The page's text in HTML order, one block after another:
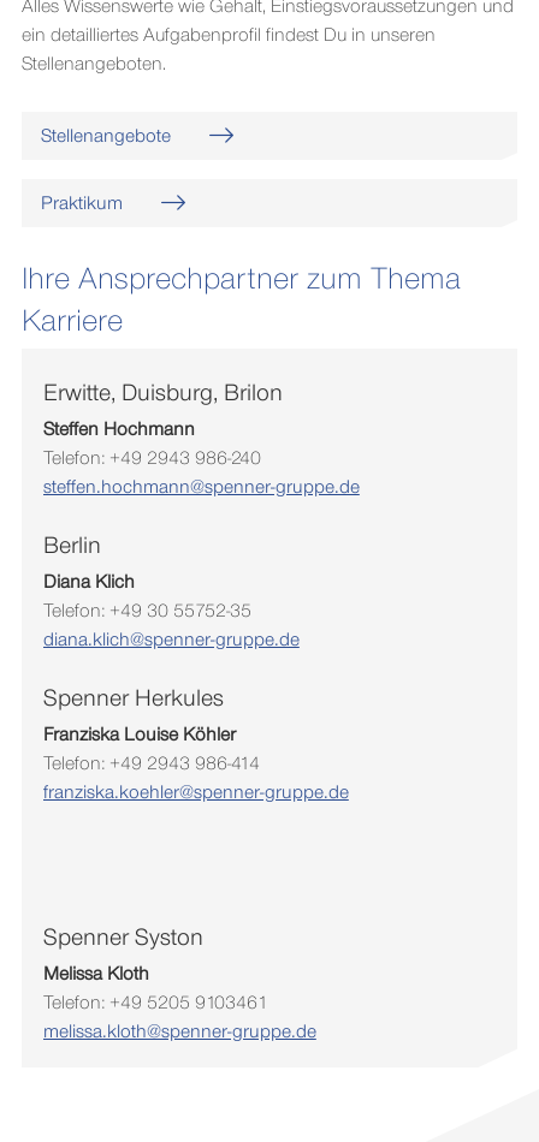
Produktionshallen auf.
vermitteln.
hoch qualifizierten Bildungsabschluss
kommen Absolventen des dualen Studiums
Alles Wissenswerte wie Gehalt, Einstiegsvoraussetzungen und
ein detailliertes Aufgabenprofil findest Du in unseren
Stellenangeboten.
Stellenangebote
Praktikum
Ihre Ansprechpartner zum Thema
Karriere
Erwitte, Duisburg, Brilon
Steffen Hochmann
Telefon: +49 2943 986-240
steffen.hochmann@spenner-gruppe.de
Berlin
Diana Klich
Telefon: +49 30 55752-35
diana.klich@spenner-gruppe.de
Spenner Herkules
Franziska LouiseKöhler
Telefon: +49 2943 986-414
franziska.koehler@spenner-gruppe.de
Spenner Syston
Melissa Kloth
Telefon: +49 5205 9103461
melissa.kloth@spenner-gruppe.de